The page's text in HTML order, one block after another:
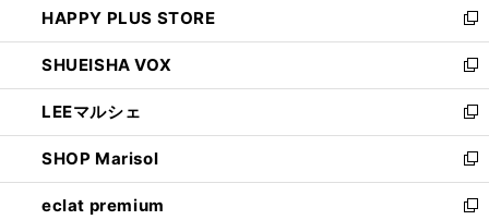
ド
ウ
で
開
く
ィ
ン
ド
ウ
で
開
く
い
ウ
ィ
ン
ド
ウ
で
開
く
HAPPY PLUS STORE
新
し
い
ウ
ィ
ン
ド
ウ
で
SHUEISHA VOX
新
し
い
ウ
ィ
ン
ド
LEEマルシェ
新
し
い
ウ
ィ
SHOP Marisol
新
し
い
eclat premium
新